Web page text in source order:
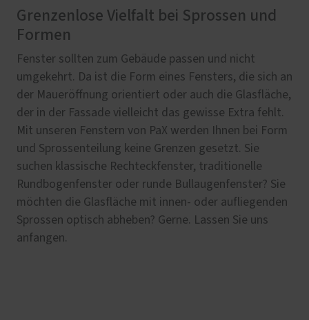
Grenzenlose Vielfalt bei Sprossen und
Formen
Fenster sollten zum Gebäude passen und nicht
umgekehrt. Da ist die Form eines Fensters, die sich an
der Maueröffnung orientiert oder auch die Glasfläche,
der in der Fassade vielleicht das gewisse Extra fehlt.
Mit unseren Fenstern von PaX werden Ihnen bei Form
und Sprossenteilung keine Grenzen gesetzt. Sie
suchen klassische Rechteckfenster, traditionelle
Rundbogenfenster oder runde Bullaugenfenster? Sie
möchten die Glasfläche mit innen- oder aufliegenden
Sprossen optisch abheben? Gerne. Lassen Sie uns
anfangen.